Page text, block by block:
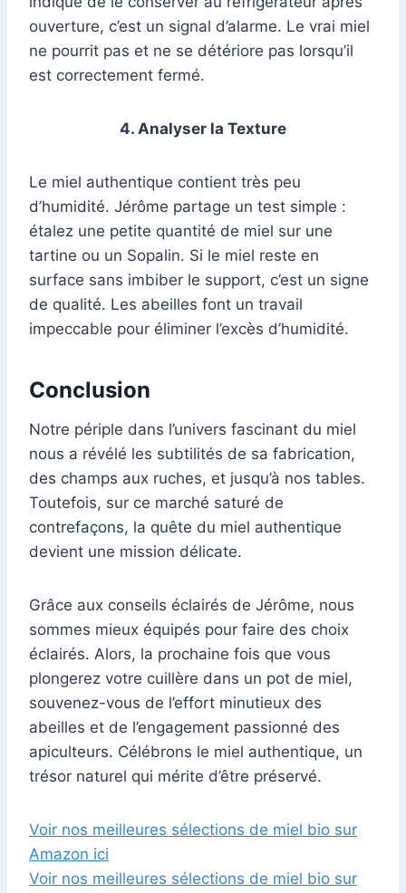
ouverture, c’est un signal d’alarme. Le vrai miel
ne pourrit pas et ne se détériore pas lorsqu’il
est correctement fermé.
4. Analyser la Texture
Le miel authentique contient très peu
d’humidité. Jérôme partage un test simple :
étalez une petite quantité de miel sur une
tartine ou un Sopalin. Si le miel reste en
surface sans imbiber le support, c’est un signe
de qualité. Les abeilles font un travail
impeccable pour éliminer l’excès d’humidité.
Conclusion
Notre périple dans l’univers fascinant du miel
nous a révélé les subtilités de sa fabrication,
des champs aux ruches, et jusqu’à nos tables.
Toutefois, sur ce marché saturé de
contrefaçons, la quête du miel authentique
devient une mission délicate.
Grâce aux conseils éclairés de Jérôme, nous
sommes mieux équipés pour faire des choix
éclairés. Alors, la prochaine fois que vous
plongerez votre cuillère dans un pot de miel,
souvenez-vous de l’effort minutieux des
abeilles et de l’engagement passionné des
apiculteurs. Célébrons le miel authentique, un
trésor naturel qui mérite d’être préservé.
Voir nos meilleures sélections de miel bio sur
Amazon ici
Voir nos meilleures sélections de miel bio sur